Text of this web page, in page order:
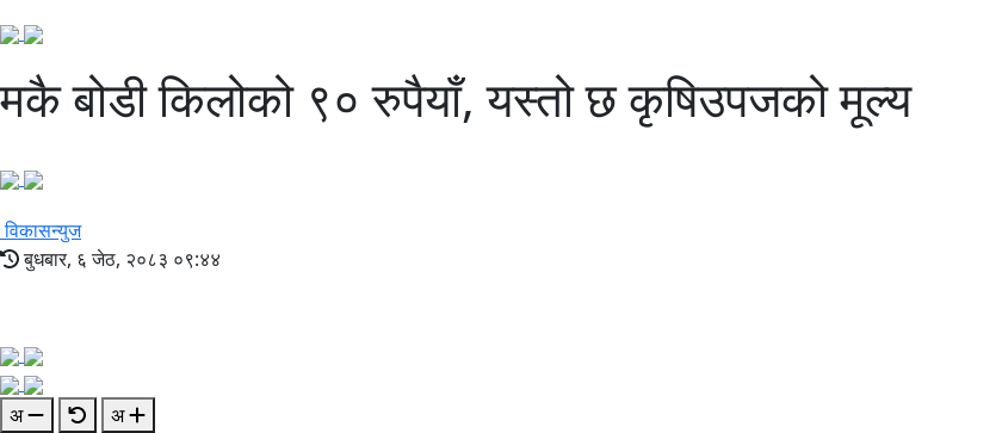
मकै बोडी किलोको ९० रुपैयाँ, यस्तो छ कृषिउपजको मूल्य
विकासन्युज
बुधबार, ६ जेठ, २०८३ ०९:४४
अ
अ